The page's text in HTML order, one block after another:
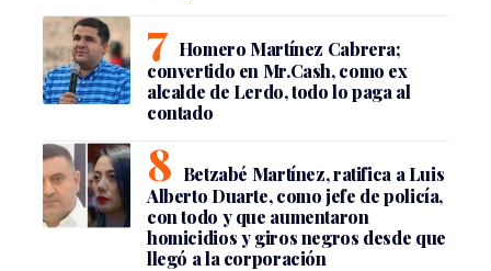
Homero Martínez Cabrera;
convertido en Mr.Cash, como ex
alcalde de Lerdo, todo lo paga al
contado
Betzabé Martínez, ratifica a Luis
Alberto Duarte, como jefe de policía,
con todo y que aumentaron
homicidios y giros negros desde que
llegó a la corporación